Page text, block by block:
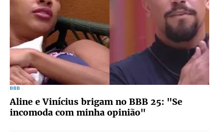
BBB
Aline e Vinícius brigam no BBB 25: "Se
incomoda com minha opinião"